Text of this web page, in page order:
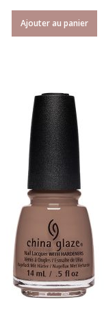
Ajouter au panier